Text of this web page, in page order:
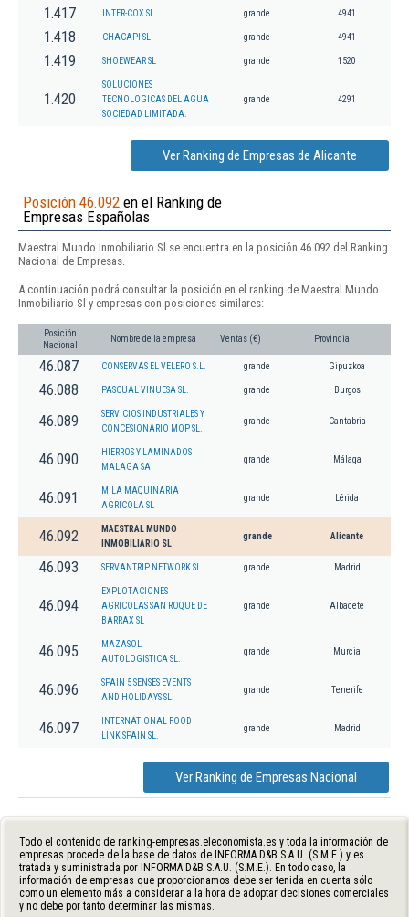
1.417 INTER-COX SL grande 4941
1.418 CHACAPI SL grande 4941
1.419 SHOEWEAR SL grande 1520
1.420
SOLUCIONES
TECNOLOGICAS DEL AGUA
SOCIEDAD LIMITADA.
grande 4291
Ver Ranking de Empresas de Alicante
Posición 46.092 en el Ranking de
Empresas Españolas
Maestral Mundo Inmobiliario Sl se encuentra en la posición 46.092 del Ranking
Nacional de Empresas.
A continuación podrá consultar la posición en el ranking de Maestral Mundo
Inmobiliario Sl y empresas con posiciones similares:
Posición
Nacional
Nombre de la empresa Ventas (€) Provincia
46.087 CONSERVAS EL VELERO S.L. grande Gipuzkoa
46.088 PASCUAL VINUESA SL. grande Burgos
46.089
SERVICIOS INDUSTRIALES Y
CONCESIONARIO MOP SL.
grande Cantabria
46.090
HIERROS Y LAMINADOS
MALAGA SA
grande Málaga
46.091
MILA MAQUINARIA
AGRICOLA SL
grande Lérida
46.092
MAESTRAL MUNDO
INMOBILIARIO SL
grande Alicante
46.093 SERVANTRIP NETWORK SL. grande Madrid
46.094
EXPLOTACIONES
AGRICOLAS SAN ROQUE DE
BARRAX SL
grande Albacete
46.095
MAZASOL
AUTOLOGISTICA SL.
grande Murcia
46.096
SPAIN 5 SENSES EVENTS
AND HOLIDAYS SL.
grande Tenerife
46.097
INTERNATIONAL FOOD
LINK SPAIN SL.
grande Madrid
Ver Ranking de Empresas Nacional
Todo el contenido de ranking-empresas.eleconomista.es y toda la información de
empresas procede de la base de datos de INFORMA D&B S.A.U. (S.M.E.) y es
tratada y suministrada por INFORMA D&B S.A.U. (S.M.E.). En todo caso, la
información de empresas que proporcionamos debe ser tenida en cuenta sólo
como un elemento más a considerar a la hora de adoptar decisiones comerciales
y no debe por tanto determinar las mismas.